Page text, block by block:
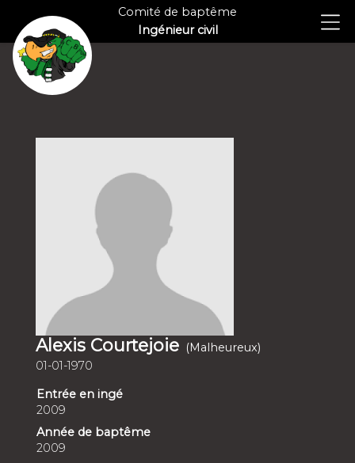
Comité de baptême
Ingénieur civil
Alexis Courtejoie (Malheureux)
01-01-1970
Entrée en ingé
2009
Année de baptême
2009